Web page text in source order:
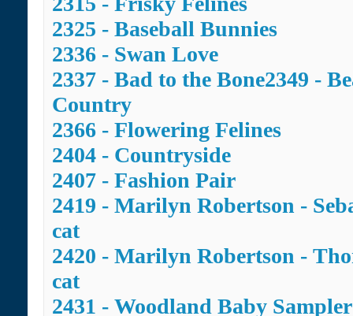
2325 - Baseball Bunnies
2336 - Swan Love
2337 - Bad to the Bone2349 -
Country
2366 - Flowering Felines
2404 - Countryside
2407 - Fashion Pair
2419 - Marilyn Robertson -
cat
2420 - Marilyn Robertson -
cat
2431 - Woodland Baby Sampler